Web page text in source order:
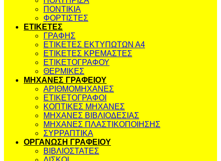
ΠΟΝΤΙΚΙΑ
ΦΟΡΤΙΣΤΕΣ
ΕΤΙΚΕΤΕΣ
ΓΡΑΦΗΣ
ΕΤΙΚΕΤΕΣ ΕΚΤΥΠΩΤΩΝ Α4
ΕΤΙΚΕΤΕΣ ΚΡΕΜΑΣΤΕΣ
ΕΤΙΚΕΤΟΓΡΑΦΟΥ
ΘΕΡΜΙΚΕΣ
ΜΗΧΑΝΕΣ ΓΡΑΦΕΙΟΥ
ΑΡΙΘΜΟΜΗΧΑΝΕΣ
ΕΤΙΚΕΤΟΓΡΑΦΟΙ
ΚΟΠΤΙΚΕΣ ΜΗΧΑΝΕΣ
ΜΗΧΑΝΕΣ ΒΙΒΛΙΟΔΕΣΙΑΣ
ΜΗΧΑΝΕΣ ΠΛΑΣΤΙΚΟΠΟΙΗΣΗΣ
ΣΥΡΡΑΠΤΙΚΑ
ΟΡΓΑΝΩΣΗ ΓΡΑΦΕΙΟΥ
ΒΙΒΛΙΟΣΤΑΤΕΣ